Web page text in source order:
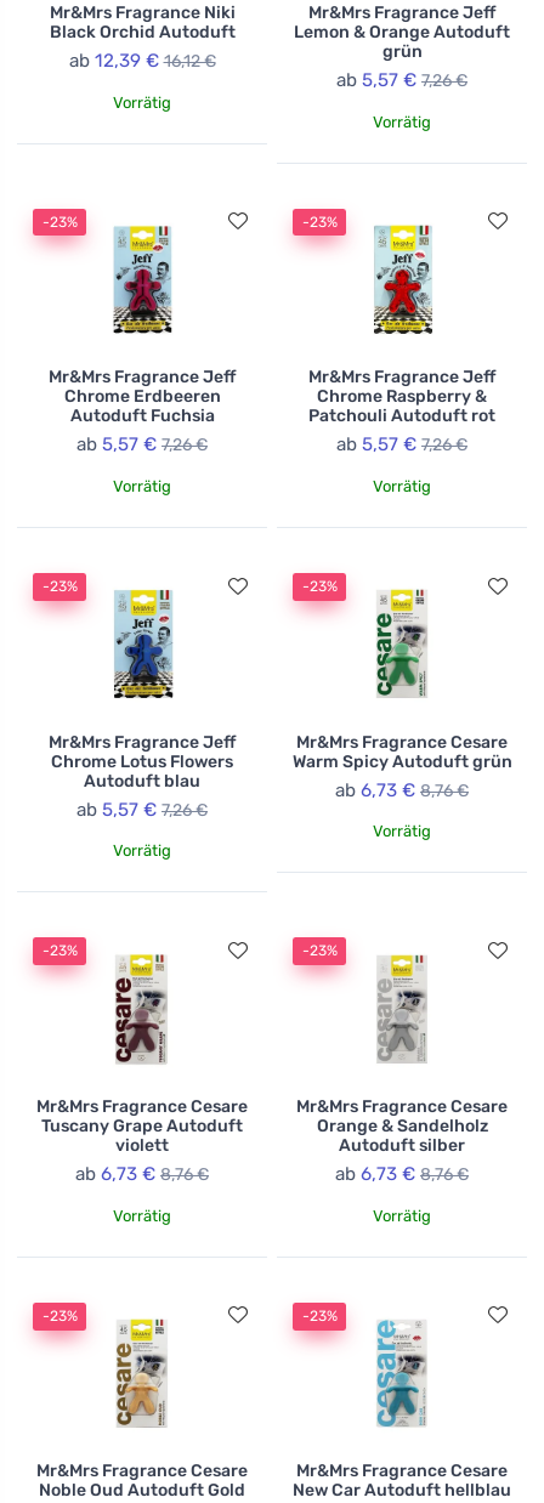
Mr&Mrs Fragrance Niki
Black Orchid Autoduft
ab 12,39 € 16,12 €
Vorrätig
Mr&Mrs Fragrance Jeff
Lemon & Orange Autoduft
grün
ab 5,57 € 7,26 €
Vorrätig
-23%
Mr&Mrs Fragrance Jeff
Chrome Erdbeeren
Autoduft Fuchsia
ab 5,57 € 7,26 €
Vorrätig
-23%
Mr&Mrs Fragrance Jeff
Chrome Raspberry &
Patchouli Autoduft rot
ab 5,57 € 7,26 €
Vorrätig
-23%
Mr&Mrs Fragrance Jeff
Chrome Lotus Flowers
Autoduft blau
ab 5,57 € 7,26 €
Vorrätig
-23%
Mr&Mrs Fragrance Cesare
Warm Spicy Autoduft grün
ab 6,73 € 8,76 €
Vorrätig
-23%
Mr&Mrs Fragrance Cesare
Tuscany Grape Autoduft
violett
ab 6,73 € 8,76 €
Vorrätig
-23%
Mr&Mrs Fragrance Cesare
Orange & Sandelholz
Autoduft silber
ab 6,73 € 8,76 €
Vorrätig
-23%
Mr&Mrs Fragrance Cesare
Noble Oud Autoduft Gold
-23%
Mr&Mrs Fragrance Cesare
New Car Autoduft hellblau